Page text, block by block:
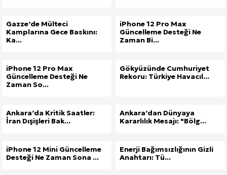
Gazze’de Mülteci
Kamplarına Gece Baskını:
Ka...
iPhone 12 Pro Max
Güncelleme Desteği Ne
Zaman Bi...
iPhone 12 Pro Max
Güncelleme Desteği Ne
Zaman So...
Gökyüzünde Cumhuriyet
Rekoru: Türkiye Havacıl...
Ankara’da Kritik Saatler:
İran Dışişleri Bak...
Ankara’dan Dünyaya
Kararlılık Mesajı: "Bölg...
iPhone 12 Mini Güncelleme
Desteği Ne Zaman Sona ...
Enerji Bağımsızlığının Gizli
Anahtarı: Tü...